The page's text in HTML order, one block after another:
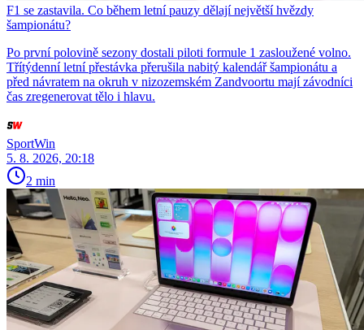
F1 se zastavila. Co během letní pauzy dělají největší hvězdy
šampionátu?
Po první polovině sezony dostali piloti formule 1 zasloužené volno.
Třítýdenní letní přestávka přerušila nabitý kalendář šampionátu a
před návratem na okruh v nizozemském Zandvoortu mají závodníci
čas zregenerovat tělo i hlavu.
SportWin
5. 8. 2026, 20:18
2 min